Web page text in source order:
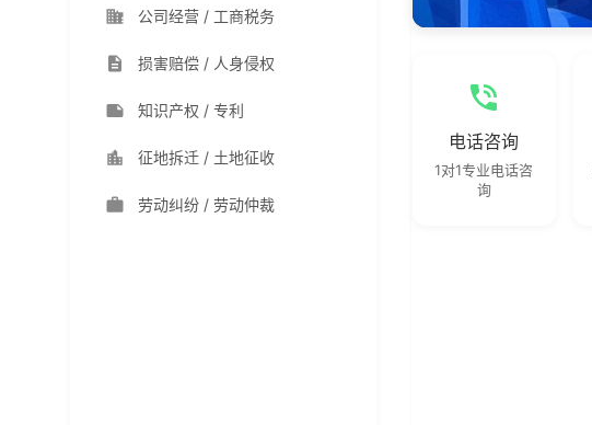
公司经营 / 工商税务
损害赔偿 / 人身侵权
知识产权 / 专利
征地拆迁 / 土地征收
劳动纠纷 / 劳动仲裁
电话咨询
1对1专业电话咨
询